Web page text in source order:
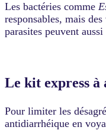
Les bactéries comme
responsables, mais
parasites peuvent aussi
Le kit express à
Pour limiter les
antidiarrhéique en